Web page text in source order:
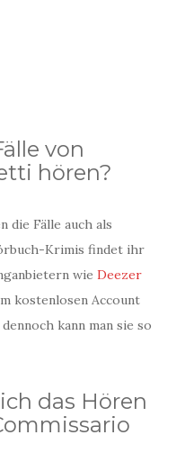
von
hören?
die Fälle auch als
Krimis findet ihr
wie Deezer
kostenlosen Account
kann man sie so
das Hören